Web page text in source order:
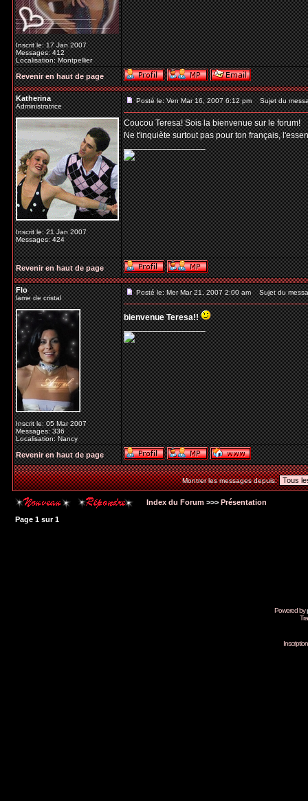
Inscrit le: 17 Jan 2007
Messages: 412
Localisation: Montpellier
Revenir en haut de page
Katherina
Administratrice
Inscrit le: 21 Jan 2007
Messages: 424
Posté le: Ven Mar 16, 2007 6:12 pm Sujet du
Coucou Teresa! Sois la bienvenue sur le forum!
Ne t'inquiète surtout pas pour ton français,
_________________
Revenir en haut de page
Flo
lame de cristal
Inscrit le: 05 Mar 2007
Messages: 336
Localisation: Nancy
Posté le: Mer Mar 21, 2007 2:00 am Sujet du
bienvenue Teresa!!
_________________
Revenir en haut de page
Montrer les messages depuis:
Index du Forum >>> Présentation
Page 1 sur1
Powered by